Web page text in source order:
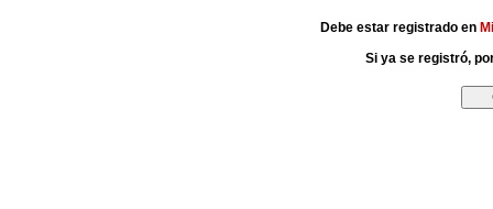
Debe estar registrado en Mi
Si ya se registró,